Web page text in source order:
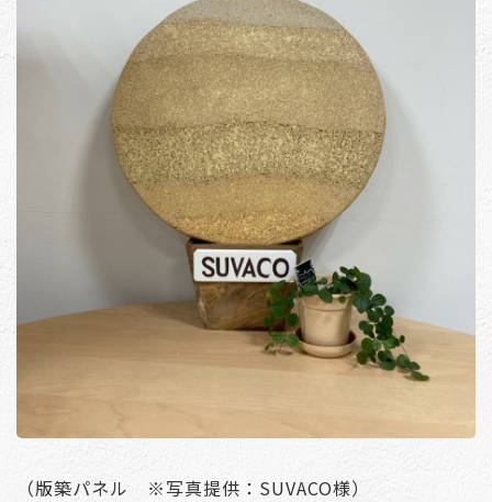
（版築パネル ※写真提供：SUVACO様）